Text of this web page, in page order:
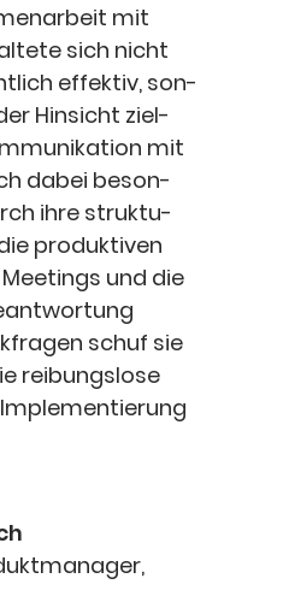
mit
sich nicht
effek­tiv, son­
Hin­sicht ziel­
mit
dabei beson­
ihre struk­tu­
pro­duk­ti­ven
und die
schuf sie
rei­bungs­lo­se
,